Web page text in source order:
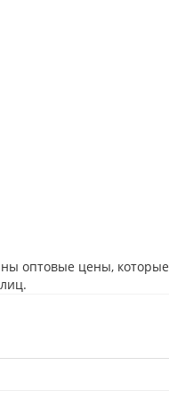
оптовые цены, которые